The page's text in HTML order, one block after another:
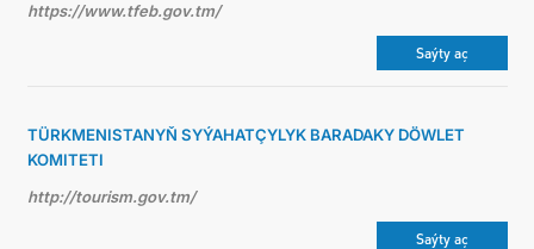
https://www.tfeb.gov.tm/
Saýty aç
TÜRKMENISTANYŇ SYÝAHATÇYLYK BARADAKY DÖWLET
KOMITETI
http://tourism.gov.tm/
Saýty aç